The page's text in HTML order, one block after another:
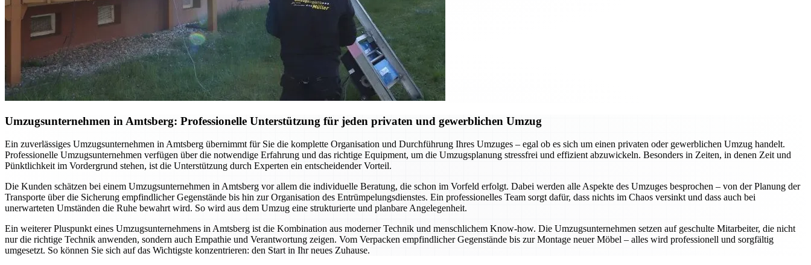
Umzugsunternehmen in Amtsberg: Professionelle Unterstützung für jeden privaten und gewerblichen Umzug
Ein zuverlässiges Umzugsunternehmen in Amtsberg übernimmt für Sie die komplette Organisation und Durchführung Ihres Umzuges – egal ob es sich um einen privaten oder gewerblichen Umzug handelt.
Professionelle Umzugsunternehmen verfügen über die notwendige Erfahrung und das richtige Equipment, um die Umzugsplanung stressfrei und effizient abzuwickeln. Besonders in Zeiten, in denen Zeit und
Pünktlichkeit im Vordergrund stehen, ist die Unterstützung durch Experten ein entscheidender Vorteil.
Die Kunden schätzen bei einem Umzugsunternehmen in Amtsberg vor allem die individuelle Beratung, die schon im Vorfeld erfolgt. Dabei werden alle Aspekte des Umzuges besprochen – von der Planung der
Transporte über die Sicherung empfindlicher Gegenstände bis hin zur Organisation des Entrümpelungsdienstes. Ein professionelles Team sorgt dafür, dass nichts im Chaos versinkt und dass auch bei
unerwarteten Umständen die Ruhe bewahrt wird. So wird aus dem Umzug eine strukturierte und planbare Angelegenheit.
Ein weiterer Pluspunkt eines Umzugsunternehmens in Amtsberg ist die Kombination aus moderner Technik und menschlichem Know-how. Die Umzugsunternehmen setzen auf geschulte Mitarbeiter, die nicht
nur die richtige Technik anwenden, sondern auch Empathie und Verantwortung zeigen. Vom Verpacken empfindlicher Gegenstände bis zur Montage neuer Möbel – alles wird professionell und sorgfältig
umgesetzt. So können Sie sich auf das Wichtigste konzentrieren: den Start in Ihr neues Zuhause.